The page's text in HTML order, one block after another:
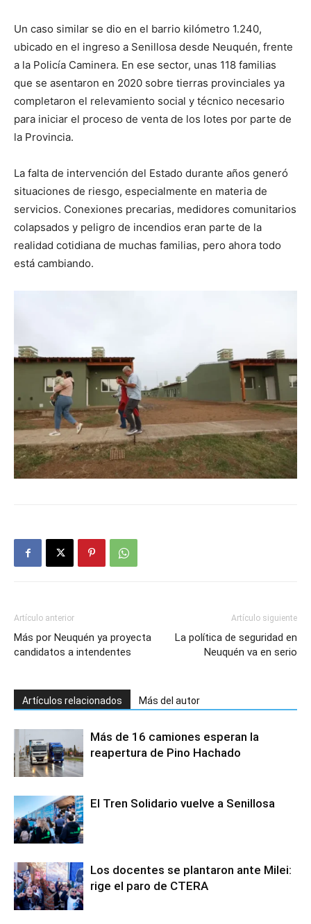
Un caso similar se dio en el barrio kilómetro 1.240,
ubicado en el ingreso a Senillosa desde Neuquén, frente
a la Policía Caminera. En ese sector, unas 118 familias
que se asentaron en 2020 sobre tierras provinciales ya
completaron el relevamiento social y técnico necesario
para iniciar el proceso de venta de los lotes por parte de
la Provincia.
La falta de intervención del Estado durante años generó
situaciones de riesgo, especialmente en materia de
servicios. Conexiones precarias, medidores comunitarios
colapsados y peligro de incendios eran parte de la
realidad cotidiana de muchas familias, pero ahora todo
está cambiando.
Artículo anterior
Más por Neuquén ya proyecta
candidatos a intendentes
Artículo siguiente
La política de seguridad en
Neuquén va en serio
Artículos relacionados Más del autor
Más de 16 camiones esperan la
reapertura de Pino Hachado
El Tren Solidario vuelve a Senillosa
Los docentes se plantaron ante Milei:
rige el paro de CTERA